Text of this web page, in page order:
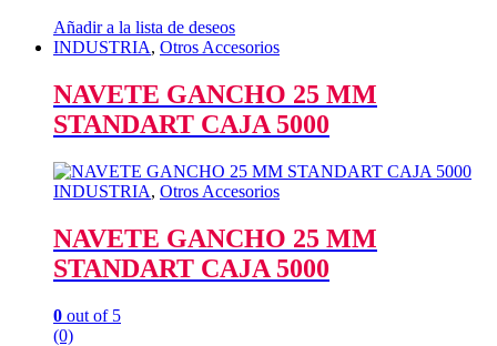
Añadir a la lista de deseos
INDUSTRIA, Otros Accesorios
NAVETE GANCHO 25 MM
STANDART CAJA 5000
INDUSTRIA, Otros Accesorios
NAVETE GANCHO 25 MM
STANDART CAJA 5000
0 out of 5
(0)